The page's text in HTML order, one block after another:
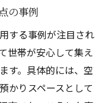
の事例
する事例が注目され
世帯が安心して集え
す。具体的には、空
かりスペースとして